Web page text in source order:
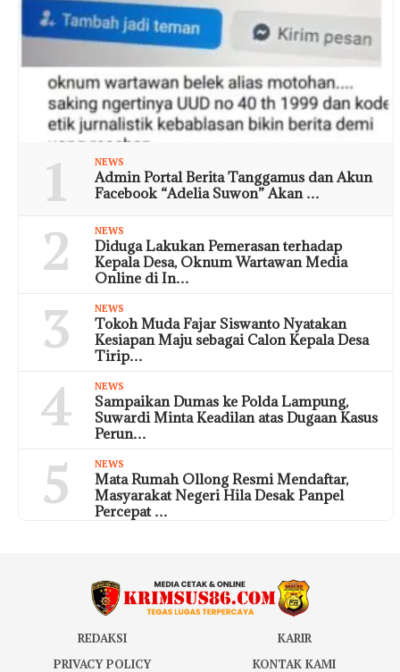
1 NEWS
Admin Portal Berita Tanggamus dan Akun
Facebook “Adelia Suwon” Akan …
2 NEWS
Diduga Lakukan Pemerasan terhadap
Kepala Desa, Oknum Wartawan Media
Online di In…
3 NEWS
Tokoh Muda Fajar Siswanto Nyatakan
Kesiapan Maju sebagai Calon Kepala Desa
Tirip…
4 NEWS
Sampaikan Dumas ke Polda Lampung,
Suwardi Minta Keadilan atas Dugaan Kasus
Perun…
5 NEWS
Mata Rumah Ollong Resmi Mendaftar,
Masyarakat Negeri Hila Desak Panpel
Percepat …
REDAKSI
KARIR
PRIVACY POLICY
KONTAK KAMI